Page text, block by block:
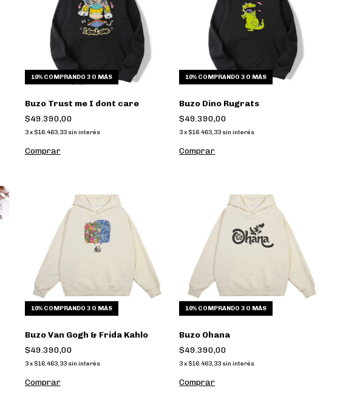
10% COMPRANDO 3 O MÁS
Buzo Trust me I dont care
$49.390,00
3 x $16.463,33 sin interés
Comprar
10% COMPRANDO 3 O MÁS
Buzo Dino Rugrats
$49.390,00
3x $16.463,33 sin interés
Comprar
10% COMPRANDO 3 O MÁS
Buzo Van Gogh & Frida Kahlo
$49.390,00
3 x $16.463,33 sin interés
Comprar
10% COMPRANDO 3 O MÁS
Buzo Ohana
$49.390,00
3x $16.463,33 sin interés
Comprar